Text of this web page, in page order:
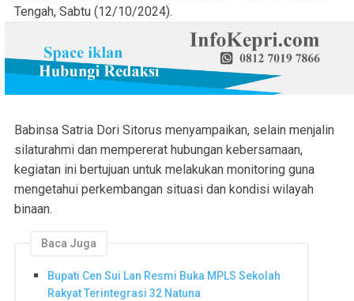
Tengah, Sabtu (12/10/2024).
Babinsa Satria Dori Sitorus menyampaikan, selain menjalin
silaturahmi dan mempererat hubungan kebersamaan,
kegiatan ini bertujuan untuk melakukan monitoring guna
mengetahui perkembangan situasi dan kondisi wilayah
binaan.
Baca Juga
Bupati Cen Sui Lan Resmi Buka MPLS Sekolah
Rakyat Terintegrasi 32 Natuna